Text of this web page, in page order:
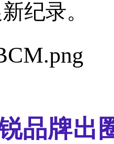
纪录。
品牌出